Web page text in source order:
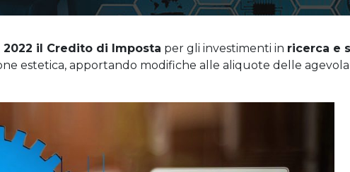
il Credito di Imposta per gli investimenti in ricerca e
estetica, apportando modifiche alle aliquote delle